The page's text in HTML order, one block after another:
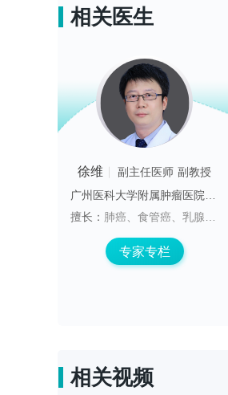
相关医生
徐维 副主任医师 副教授
擅长： 肺癌、食管癌、乳腺癌及纵隔肿瘤手术为中心的多学科综合治疗、个体化治疗及全程管理。目前致力于肺结节及Ⅲ期肺癌的诊断及微创手术。
专家专栏
相关视频